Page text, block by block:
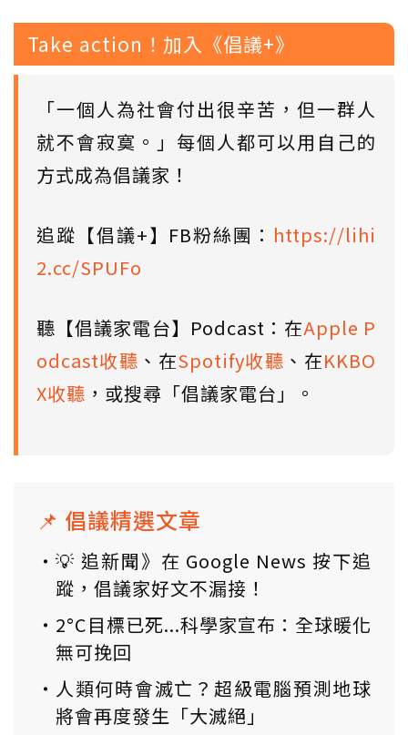
Take action！加入《倡議+》
「一個人為社會付出很辛苦，但一群人
就不會寂寞。」每個人都可以用自己的
方式成為倡議家！
追蹤【倡議+】FB粉絲團： https://lihi
2.cc/SPUFo
聽【倡議家電台】Podcast：在Apple P
odcast收聽 、在Spotify收聽 、在KKBO
X收聽 ，或搜尋「倡議家電台」。
📌 倡議精選文章
💡 追新聞》在 Google News 按下追
蹤，倡議家好文不漏接！
2°C目標已死...科學家宣布：全球暖化
無可挽回
人類何時會滅亡？超級電腦預測地球
將會再度發生「大滅絕」